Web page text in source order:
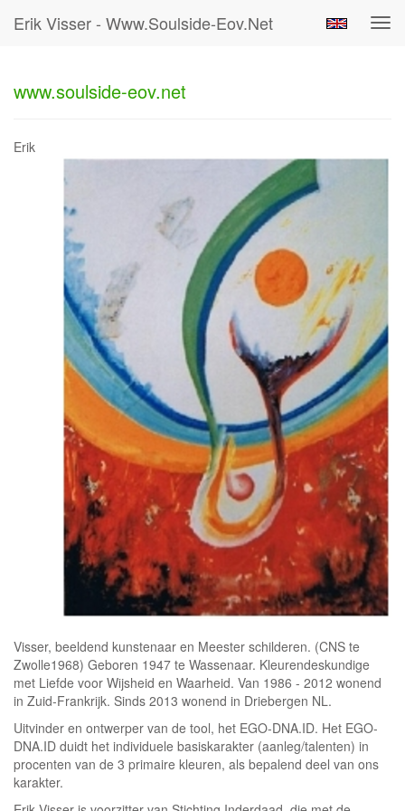
Erik Visser - Www.soulside-Eov.net
www.soulside-eov.net
Erik
Visser, beeldend kunstenaar en Meester schilderen. (CNS te
Zwolle1968) Geboren 1947 te Wassenaar. Kleurendeskundige
met Liefde voor Wijsheid en Waarheid. Van 1986 - 2012 wonend
in Zuid-Frankrijk. Sinds 2013 wonend in Driebergen NL.
Uitvinder en ontwerper van de tool, het EGO-DNA.ID. Het EGO-
DNA.ID duidt het individuele basiskarakter (aanleg/talenten) in
procenten van de 3 primaire kleuren, als bepalend deel van ons
karakter.